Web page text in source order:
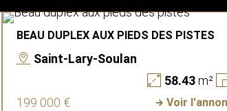
BEAU DUPLEX AUX PIEDS DES PISTES
Saint-Lary-Soulan
58.43m²
199 000 €
Voir